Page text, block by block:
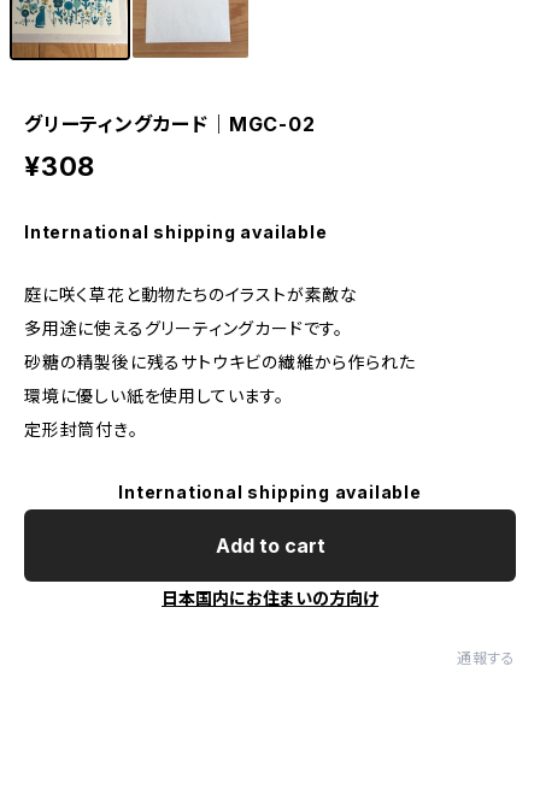
グリーティングカード｜MGC-02
¥308
International shipping available
庭に咲く草花と動物たちのイラストが素敵な
多用途に使えるグリーティングカードです。
砂糖の精製後に残るサトウキビの繊維から作られた
環境に優しい紙を使用しています。
定形封筒付き。
International shipping available
Add to cart
日本国内にお住まいの方向け
通報する